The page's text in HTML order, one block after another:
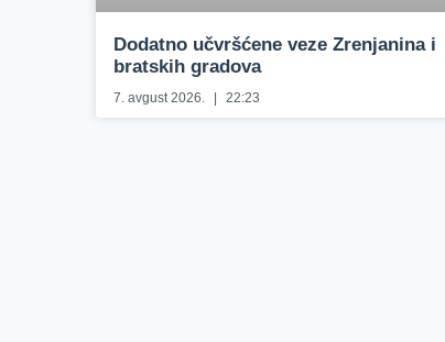
Dodatno učvršćene veze Zrenjanina i
bratskih gradova
7. avgust 2026. 22:23